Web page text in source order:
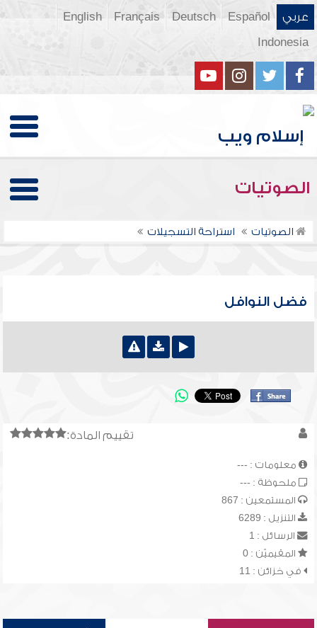
عربي Español
Deutsch
Français
English
Indonesia
الصوتيات
الصوتيات استراحة التسجيلات
فضل النوافل
تقييم المادة:
معلومات : ---
ملحوظة : ---
المستمعين : 867
التنزيل : 6289
الرسائل : 1
المقيميّن : 0
في خزائن : 11